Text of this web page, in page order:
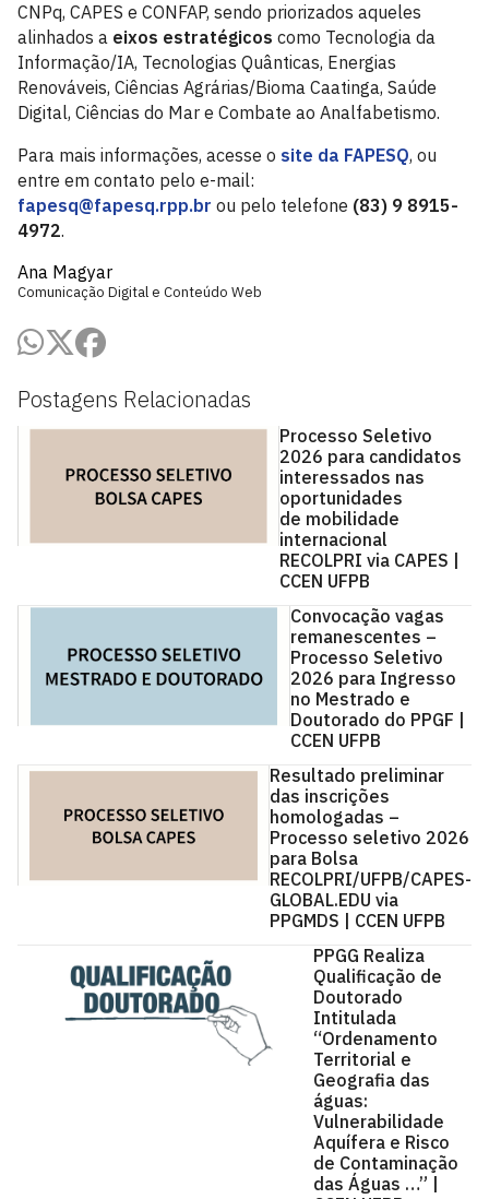
Postagens Relacionadas
Processo Seletivo
2026 para candidatos
interessados nas
oportunidades
de mobilidade
internacional
RECOLPRI via CAPES |
CCEN UFPB
Convocação vagas
remanescentes –
Processo Seletivo
2026 para Ingresso
no Mestrado e
Doutorado do PPGF |
CCEN UFPB
Resultado preliminar
das inscrições
homologadas –
Processo seletivo 2026
para Bolsa
RECOLPRI/UFPB/CAPES-
GLOBAL.EDU via
PPGMDS | CCEN UFPB
PPGG Realiza
Qualificação de
Doutorado
Intitulada
“Ordenamento
Territorial e
Geografia das
águas:
Vulnerabilidade
Aquífera e Risco
de Contaminação
das Águas …” |
CNPq, CAPES e CONFAP, sendo priorizados aqueles
alinhados a eixos estratégicos como Tecnologia da
Informação/IA, Tecnologias Quânticas, Energias
Renováveis, Ciências Agrárias/Bioma Caatinga, Saúde
Digital, Ciências do Mar e Combate ao Analfabetismo.
Para mais informações, acesse o site da FAPESQ, ou
entre em contato pelo e-mail:
fapesq@fapesq.rpp.br ou pelo telefone (83) 9 8915-
4972.
Ana Magyar
Comunicação Digital e Conteúdo Web